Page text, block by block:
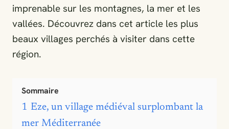
imprenable sur les montagnes, la mer et les
vallées. Découvrez dans cet article les plus
beaux villages perchés à visiter dans cette
région.
Sommaire
1 Eze, un village médiéval surplombant la
mer Méditerranée